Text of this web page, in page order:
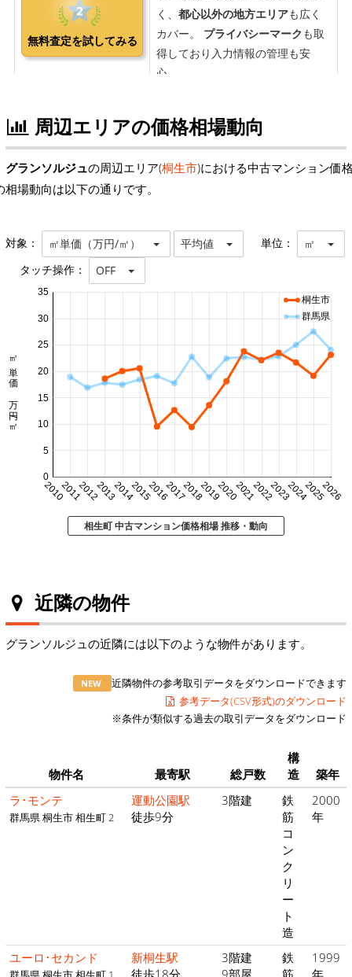
周辺エリアの価格相場動向
グランソルジュの周辺エリア(桐生市)における中古マンション価
相場動向は以下の通りです。
対象： ㎡単価（万円/㎡） 平均値 単位： ㎡
タッチ操作： OFF
20102011201220132014201520162017201820192020202120222023202420252026
0
5
10
15
20
25
30
35
㎡単価 万円/㎡
桐生市
群馬県
相生町 中古マンション価格相場 推移・動向
近隣の物件
グランソルジュの近隣には以下のような物件があります。
NEW
近隣物件の参考取引データをダウンロードできます
参考データ(CSV形式)のダウンロード
※条件が類似する過去の取引データをダウンロード
物件名 最寄駅 総戸数
構
造
築年
ラ･モンテ
群馬県 桐生市 相生町 2
運動公園駅
徒歩9分
3階建
鉄
筋
コ
ン
ク
リ
ー
ト
造
2000
年
ユーロ･セカンド
新桐生駅
3階建
鉄
1999